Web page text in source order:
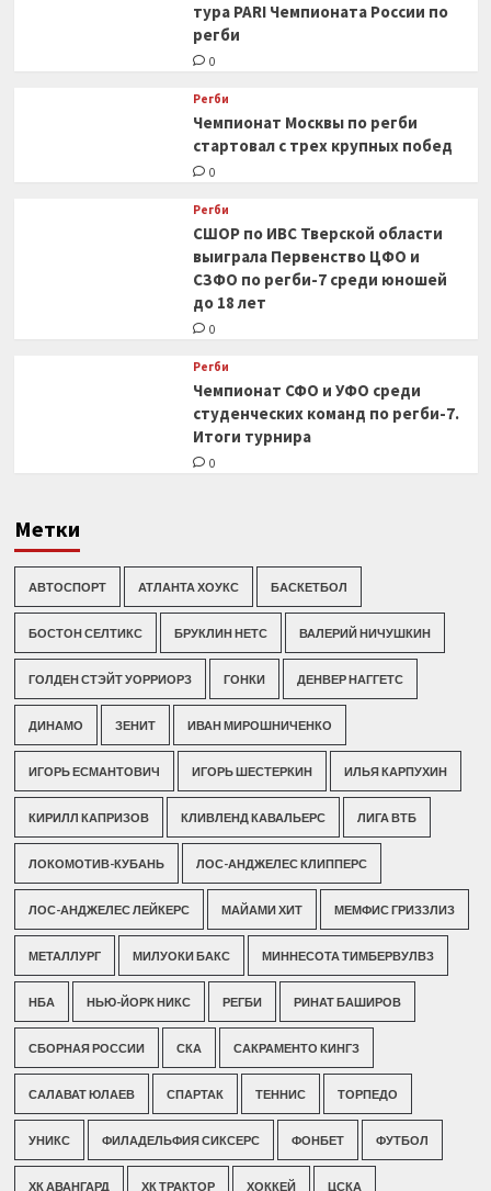
тура PARI Чемпионата России по
регби
0
Регби
Чемпионат Москвы по регби
стартовал с трех крупных побед
0
Регби
СШОР по ИВС Тверской области
выиграла Первенство ЦФО и
СЗФО по регби-7 среди юношей
до 18 лет
0
Регби
Чемпионат СФО и УФО среди
студенческих команд по регби-7.
Итоги турнира
0
Метки
АВТОСПОРТ АТЛАНТА ХОУКС БАСКЕТБОЛ
БОСТОН СЕЛТИКС БРУКЛИН НЕТС ВАЛЕРИЙ НИЧУШКИН
ГОЛДЕН СТЭЙТ УОРРИОРЗ ГОНКИ ДЕНВЕР НАГГЕТС
ДИНАМО ЗЕНИТ ИВАН МИРОШНИЧЕНКО
ИГОРЬ ЕСМАНТОВИЧ ИГОРЬ ШЕСТЕРКИН ИЛЬЯ КАРПУХИН
КИРИЛЛ КАПРИЗОВ КЛИВЛЕНД КАВАЛЬЕРС ЛИГА ВТБ
ЛОКОМОТИВ-КУБАНЬ ЛОС-АНДЖЕЛЕС КЛИППЕРС
ЛОС-АНДЖЕЛЕС ЛЕЙКЕРС МАЙАМИ ХИТ МЕМФИС ГРИЗЗЛИЗ
МЕТАЛЛУРГ МИЛУОКИ БАКС МИННЕСОТА ТИМБЕРВУЛВЗ
НБА НЬЮ-ЙОРК НИКС РЕГБИ РИНАТ БАШИРОВ
СБОРНАЯ РОССИИ СКА САКРАМЕНТО КИНГЗ
САЛАВАТ ЮЛАЕВ СПАРТАК ТЕННИС ТОРПЕДО
УНИКС ФИЛАДЕЛЬФИЯ СИКСЕРС ФОНБЕТ ФУТБОЛ
ХК АВАНГАРД ХК ТРАКТОР ХОККЕЙ ЦСКА